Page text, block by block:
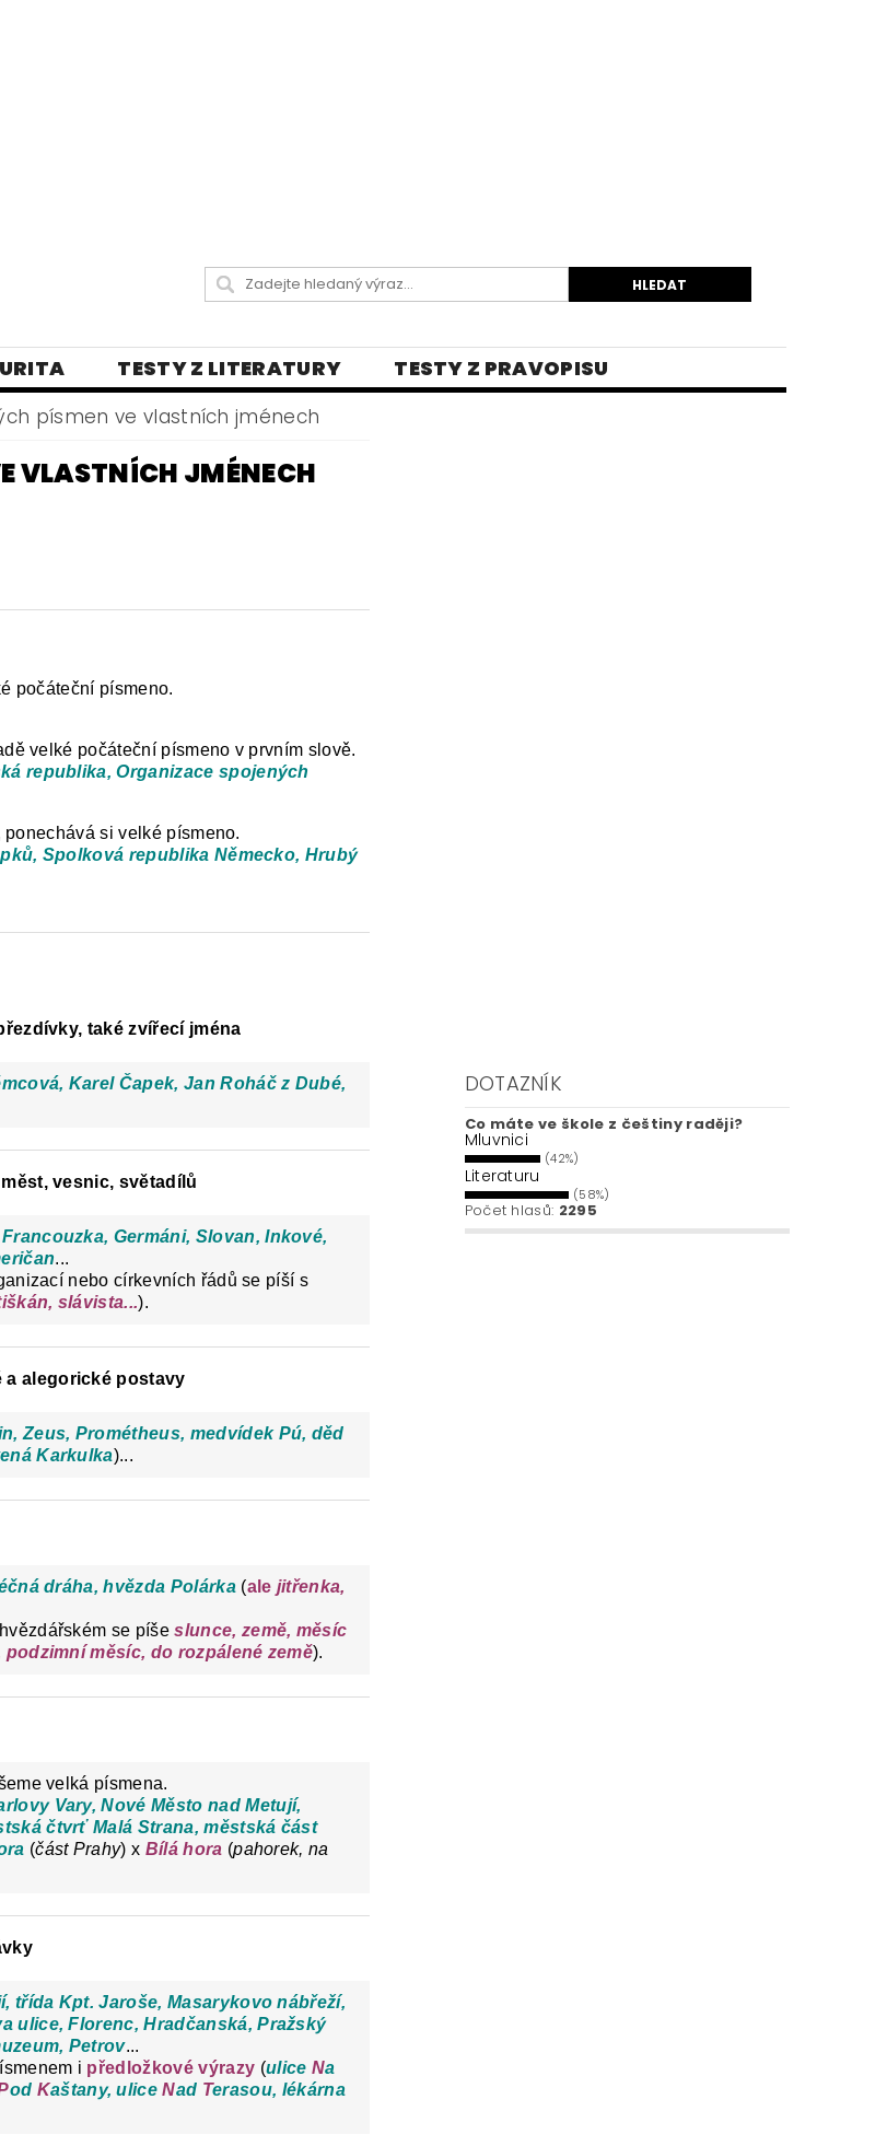
TESTY Z LITERATURY
TESTY Z PRAVOPISU
DIKTÁTY A PRAVOPISNÁ CVIČENÍ
PRO UKRAJINCE
DĚJEPIS PRO STŘEDNÍ ŠKOLY
ZÁKLADNÍ ŠKOLY
písmen ve vlastních jménech
VLASTNÍCH JMÉNECH
počáteční písmeno.
velké počáteční písmeno v prvním slově.
republika, Organizace spojených
si velké písmeno.
Spolková republika Německo, Hrubý
také zvířecí jména
Karel Čapek, Jan Roháč z Dubé,
vesnic, světadílů
Germáni, Slovan, Inkové,
...
nebo církevních řádů se píší s
slávista...).
a alegorické postavy
Zeus, Prométheus, medvídek Pú, děd
Karkulka)...
dráha, hvězda Polárka (ale jitřenka,
se píšeslunce, země, měsíc
měsíc, do rozpálené země).
velká písmena.
Vary, Nové Město nad Metují,
čtvrť Malá Strana, městská část
(část Prahy) x Bílá hora (pahorek, na
třída Kpt. Jaroše, Masarykovo nábřeží,
ulice, Florenc, Hradčanská, Pražský
Petrov...
i předložkové výrazy (ulice Na
od Kaštany, uliceNad Terasou, lékárna
DOTAZNÍK
Co máte ve škole z češtiny raději?
Mluvnici
(42%)
Literaturu
(58%)
Počet hlasů: 2295